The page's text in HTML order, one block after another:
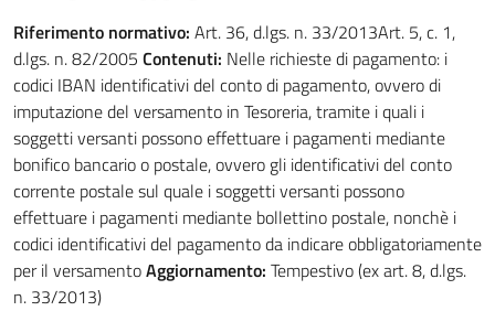
Riferimento normativo: Art. 36, d.lgs. n. 33/2013Art. 5, c. 1,
d.lgs. n. 82/2005 Contenuti: Nelle richieste di pagamento: i
codici IBAN identificativi del conto di pagamento, ovvero di
imputazione del versamento in Tesoreria, tramite i quali i
soggetti versanti possono effettuare i pagamenti mediante
bonifico bancario o postale, ovvero gli identificativi del conto
corrente postale sul quale i soggetti versanti possono
effettuare i pagamenti mediante bollettino postale, nonchè i
codici identificativi del pagamento da indicare obbligatoriamente
per il versamentoAggiornamento: Tempestivo (ex art. 8, d.lgs.
n. 33/2013)